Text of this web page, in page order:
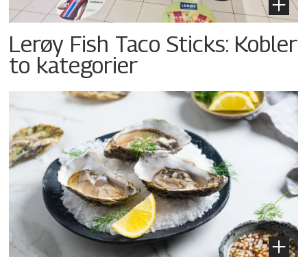
Lerøy Fish Taco Sticks: Kobler
to kategorier